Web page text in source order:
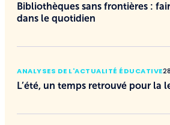
Bibliothèques sans frontières :
dans le quotidien
ANALYSES DE L'ACTUALITÉ ÉDUCATIVE
L’été, un temps retrouvé pour la